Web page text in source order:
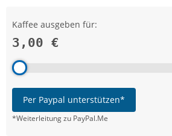
Kaffee ausgeben für:
3,00 €
Per Paypal unterstützen*
*Weiterleitung zu PayPal.Me